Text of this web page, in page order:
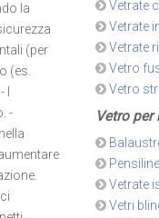
la
(per
(es.
-
Vetrate
Vetrate
Vetrate
Vetro
Vetro
Vetro per
Vetrate
Vetri